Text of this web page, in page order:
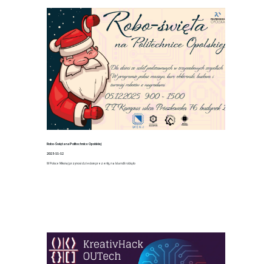
Robo-Święta na Politechnice Opolskiej
2025-11-12
W Polsce Mikołaj przynosi dzieciom prezenty, na Islandii robią to